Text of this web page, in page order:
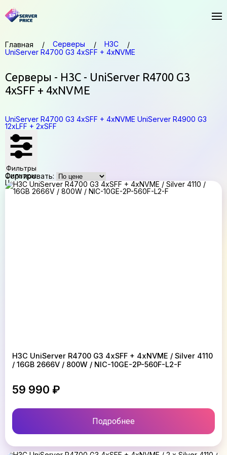
Главная Серверы
H3C
UniServer R4700 G3 4xSFF + 4xNVME
Серверы - H3C - UniServer R4700 G3
4xSFF + 4xNVME
UniServer R4700 G3 4xSFF + 4xNVME UniServer R4900 G3
12xLFF + 2xSFF
Фильтры
Фильтры
Цена,
₽
Сортировать:
H3C UniServer R4700 G3 4xSFF + 4xNVME / Silver 4110
/ 16GB 2666V / 800W / NIC-10GE-2P-560F-L2-F
59 990 ₽
Подробнее